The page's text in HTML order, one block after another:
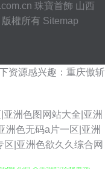
珠寶首飾 山西
版權所有 Sitemap
资源感兴趣：重庆傲斩
洲色图网站大全|亚洲
洲色无码a片一区|亚洲
|亚洲色欲久久综合网
级无码 久草福利视频蜜桃